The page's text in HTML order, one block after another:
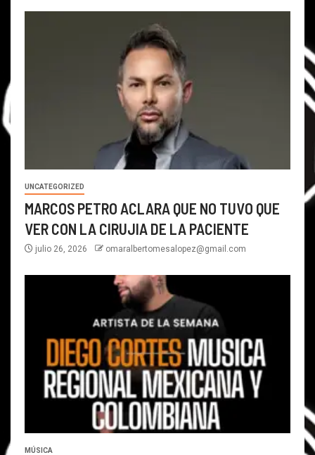
UNCATEGORIZED
MARCOS PETRO ACLARA QUE NO TUVO QUE
VER CON LA CIRUJIA DE LA PACIENTE
julio 26, 2026 omaralbertomesalopez@gmail.com
MÚSICA